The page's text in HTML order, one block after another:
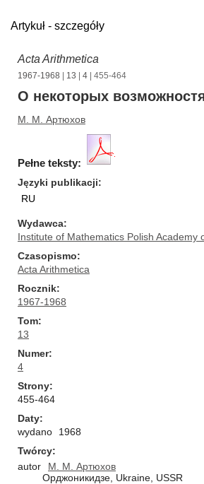
Artykuł - szczegóły
Acta Arithmetica
1967-1968 13 4 | 455-464
О некоторых
M. M. Артюхов
Pełne teksty:
Języki publikacji
RU
Wydawca
Institute of Mathematics Polish Academy
Czasopismo
Acta Arithmetica
Rocznik
1967-1968
Tom
13
Numer
4
Strony
455-464
Daty
wydano
1968
Twórcy
autor
M. M. Артюхов
Oрджоникидзе, Ukraine, USSR